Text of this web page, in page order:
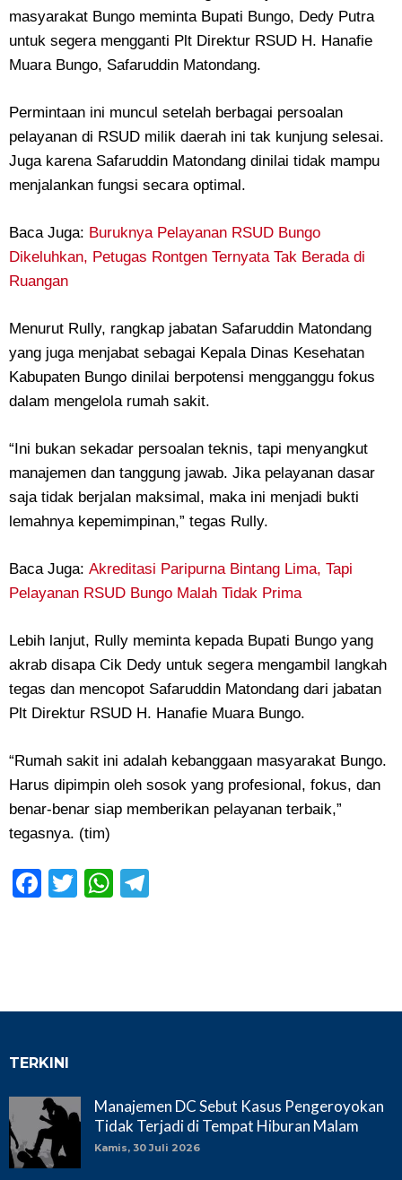
masyarakat Bungo meminta Bupati Bungo, Dedy Putra
untuk segera mengganti Plt Direktur RSUD H. Hanafie
Muara Bungo, Safaruddin Matondang.
Permintaan ini muncul setelah berbagai persoalan
pelayanan di RSUD milik daerah ini tak kunjung selesai.
Juga karena Safaruddin Matondang dinilai tidak mampu
menjalankan fungsi secara optimal.
Baca Juga: Buruknya Pelayanan RSUD Bungo
Dikeluhkan, Petugas Rontgen Ternyata Tak Berada di
Ruangan
Menurut Rully, rangkap jabatan Safaruddin Matondang
yang juga menjabat sebagai Kepala Dinas Kesehatan
Kabupaten Bungo dinilai berpotensi mengganggu fokus
dalam mengelola rumah sakit.
“Ini bukan sekadar persoalan teknis, tapi menyangkut
manajemen dan tanggung jawab. Jika pelayanan dasar
saja tidak berjalan maksimal, maka ini menjadi bukti
lemahnya kepemimpinan,” tegas Rully.
Baca Juga: Akreditasi Paripurna Bintang Lima, Tapi
Pelayanan RSUD Bungo Malah Tidak Prima
Lebih lanjut, Rully meminta kepada Bupati Bungo yang
akrab disapa Cik Dedy untuk segera mengambil langkah
tegas dan mencopot Safaruddin Matondang dari jabatan
Plt Direktur RSUD H. Hanafie Muara Bungo.
“Rumah sakit ini adalah kebanggaan masyarakat Bungo.
Harus dipimpin oleh sosok yang profesional, fokus, dan
benar-benar siap memberikan pelayanan terbaik,”
tegasnya. (tim)
Facebook
TwitterWhatsApp
TERKINI
Manajemen DC Sebut Kasus Pengeroyokan
Tidak Terjadi di Tempat Hiburan Malam
Kamis, 30 Juli 2026